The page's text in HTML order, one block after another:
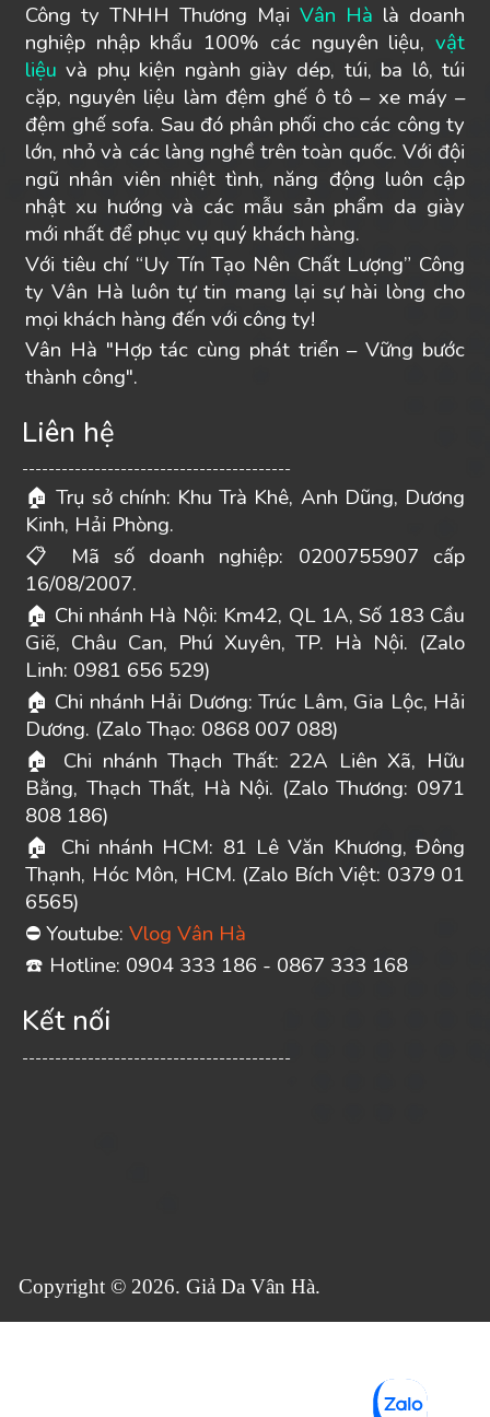
Công ty TNHH Thương Mại Vân Hà là doanh
nghiệp nhập khẩu 100% các nguyên liệu, vật
liệu và phụ kiện ngành giày dép, túi, ba lô, túi
cặp, nguyên liệu làm đệm ghế ô tô – xe máy –
đệm ghế sofa. Sau đó phân phối cho các công ty
lớn, nhỏ và các làng nghề trên toàn quốc. Với đội
ngũ nhân viên nhiệt tình, năng động luôn cập
nhật xu hướng và các mẫu sản phẩm da giày
mới nhất để phục vụ quý khách hàng.
Với tiêu chí “Uy Tín Tạo Nên Chất Lượng” Công
ty Vân Hà luôn tự tin mang lại sự hài lòng cho
mọi khách hàng đến với công ty!
Vân Hà "Hợp tác cùng phát triển – Vững bước
thành công".
Liên hệ
-----------------------------------------
🏠 Trụ sở chính: Khu Trà Khê, Anh Dũng, Dương
Kinh, Hải Phòng.
📋
Mã số doanh nghiệp: 0200755907 cấp
16/08/2007.
🏠 Chi nhánh Hà Nội: Km42, QL 1A, Số 183 Cầu
Giẽ, Châu Can, Phú Xuyên, TP. Hà Nội. (Zalo
Linh: 0981 656 529)
🏠 Chi nhánh Hải Dương: Trúc Lâm, Gia Lộc, Hải
Dương. (Zalo Thạo: 0868 007 088)
🏠 Chi nhánh Thạch Thất: 22A Liên Xã, Hữu
Bằng, Thạch Thất, Hà Nội. (Zalo Thương: 0971
808 186)
🏠
Chi nhánh HCM: 81 Lê Văn Khương, Đông
Thạnh, Hóc Môn, HCM. (Zalo Bích Việt: 0379 01
6565)
⛔ Youtube: Vlog Vân Hà
☎ ️ Hotline: 0904 333 186 - 0867 333 168
Kết nối
-----------------------------------------
Copyright © 2026. Giả Da Vân Hà.